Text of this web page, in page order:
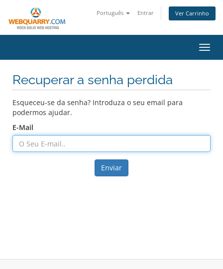
Português Entrar Ver Carrinho
Recuperar a senha perdida
Esqueceu-se da senha? Introduza o seu email para
podermos ajudar.
E-Mail
Enviar